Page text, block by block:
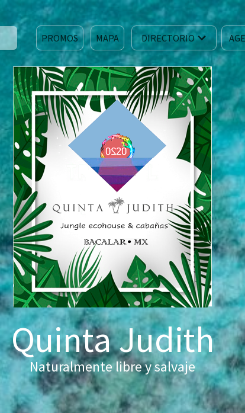
PROMOS MAPA DIRECTORIO
Quinta Judith
Naturalmente libre y salvaje